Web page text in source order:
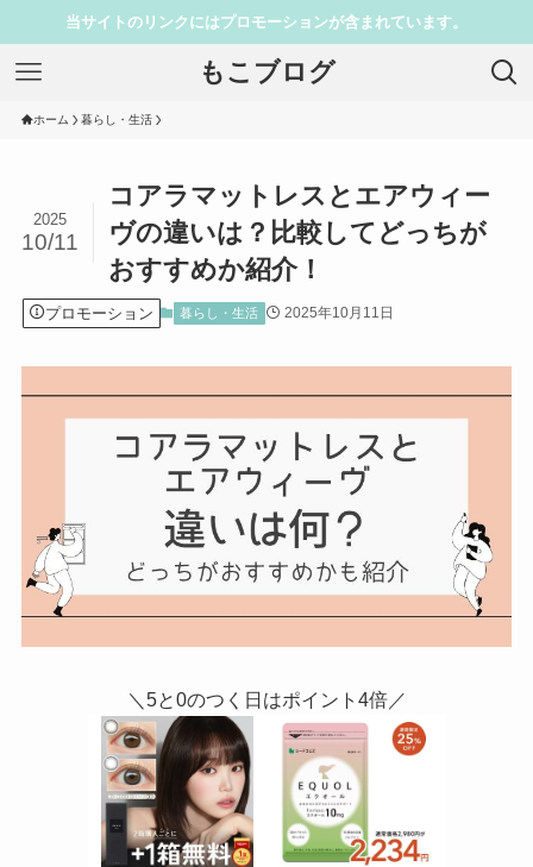
当サイトのリンクにはプロモーションが含まれています。
もこブログ
ホーム 暮らし・生活
コアラマットレスとエアウィー
ヴの違いは？比較してどっちが
おすすめか紹介！
2025
10/11
プロモーション 暮らし・生活 2025年10月11日
＼5と0のつく日はポイント4倍／